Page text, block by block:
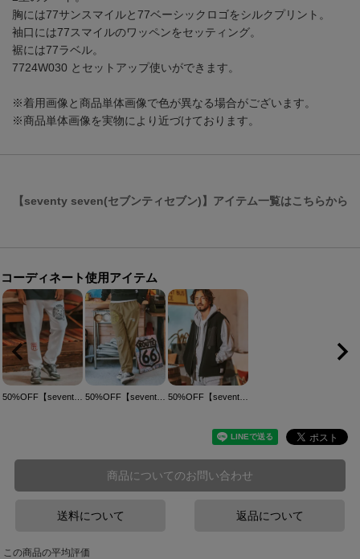
胸には77サンスマイルと77ベーシックロゴをシルクプリント。
袖口には77スマイルのワッペンをセッティング。
裾には77ラベル。
7724W030 とセットアップ使いができます。
※着用画像と商品単体画像で色が異なる場合がございます。
※商品単体画像を実物により近づけております。
【seventy seven(セブンティセブン)】アイテム一覧はこちらから
コーディネート使用アイテム
商品についてのお問い合わせ
送料について 返品について